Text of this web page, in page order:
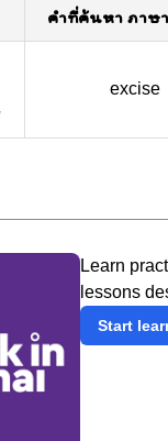
คำที่ค้นหา ภาษ
excise
Learn
lessons
Start